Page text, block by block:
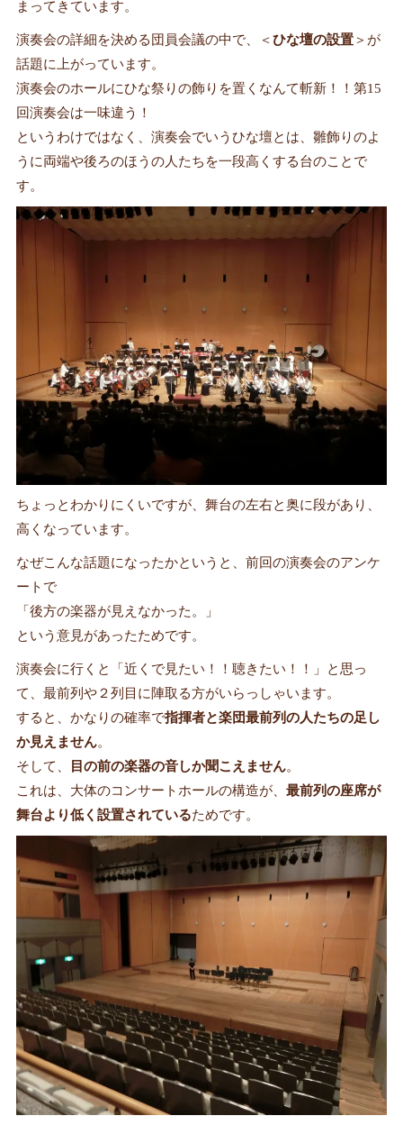
まってきています。
演奏会の詳細を決める団員会議の中で、＜ひな壇の設置＞が
話題に上がっています。
演奏会のホールにひな祭りの飾りを置くなんて斬新！！第15
回演奏会は一味違う！
というわけではなく、演奏会でいうひな壇とは、雛飾りのよ
うに両端や後ろのほうの人たちを一段高くする台のことで
す。
ちょっとわかりにくいですが、舞台の左右と奥に段があり、
高くなっています。
なぜこんな話題になったかというと、前回の演奏会のアンケ
ートで
「後方の楽器が見えなかった。」
という意見があったためです。
演奏会に行くと「近くで見たい！！聴きたい！！」と思っ
て、最前列や２列目に陣取る方がいらっしゃいます。
すると、かなりの確率で指揮者と楽団最前列の人たちの足し
か見えません。
そして、
目の前の楽器の音しか聞こえません。
これは、大体のコンサートホールの構造が、 最前列の座席が
舞台より低く設置されているためです。